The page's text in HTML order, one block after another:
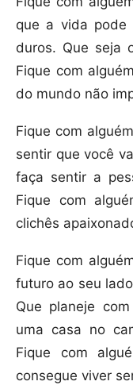
que a vida pode
duros. Que seja
Fique com
do mundo não
Fique com
sentir que você
faça sentir a
Fique com
clichês
Fique com
futuro ao seu
Que planeje
uma casa no
Fique com
consegue viver